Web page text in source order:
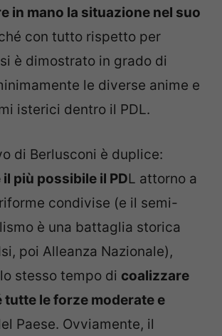
in mano la situazione nel suo
con tutto rispetto per
è dimostrato in grado di
le diverse anime e
isterici dentro il PDL.
di Berlusconi è duplice:
più possibile il PDL attorno a
condivise (e il semi-
è una battaglia storica
poi Alleanza Nazionale),
stesso tempo di coalizzare
tutte le forze moderate e
Paese. Ovviamente, il